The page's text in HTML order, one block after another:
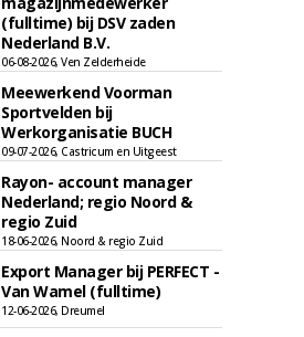
(fulltime) bij DSV zaden
Nederland B.V.
06-08-2026, Ven Zelderheide
Meewerkend Voorman
Sportvelden bij
Werkorganisatie BUCH
09-07-2026, Castricum en Uitgeest
Rayon- account manager
Nederland; regio Noord &
regio Zuid
18-06-2026, Noord & regio Zuid
Export Manager bij PERFECT -
Van Wamel (fulltime)
12-06-2026, Dreumel